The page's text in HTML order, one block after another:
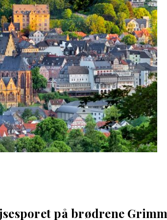
på brødrene